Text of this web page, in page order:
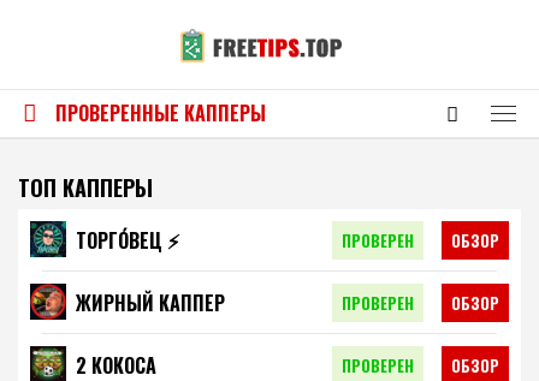
ПРОВЕРЕННЫЕ КАППЕРЫ
ТОП КАППЕРЫ
ТОРГО́ВЕЦ ⚡️ ПРОВЕРЕН ОБЗОР
ЖИРНЫЙ КАППЕР ПРОВЕРЕН ОБЗОР
2 КОКОСА ПРОВЕРЕН ОБЗОР